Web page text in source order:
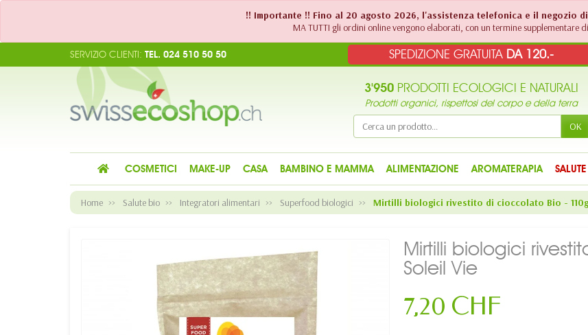
!! Importante !! Fino al 20 agosto 2026, l'assistenza telefonica e il negozio
MA TUTTI gli ordini online vengono elaborati, con un termine supplementare
SPEDIZIONE GRATUITA DA 120.-
SERVIZIO CLIENTI: TEL. 024 510 50 50
3'950 PRODOTTI ECOLOGICI E NATURALI
Prodotti organici, rispettosi del corpo e della terra
OK
COSMETICI MAKE-UP CASA BAMBINO E MAMMA ALIMENTAZIONE AROMATERAPIA SALUTE
Home Salute bio Integratori alimentari Superfood biologici Mirtilli biologici rivestito di cioccolato Bio -
Mirtilli biologici
Soleil Vie
7,20 CHF